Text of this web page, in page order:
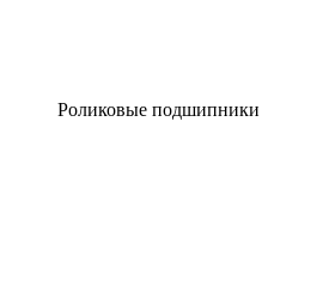
Роликовые подшипники